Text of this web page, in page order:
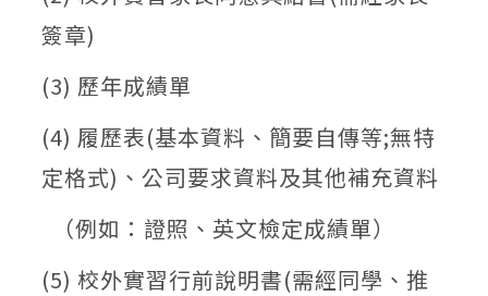
簽章)
(3) 歷年成績單
(4) 履歷表(基本資料、簡要自傳等;無特
定格式)、公司要求資料及其他補充資料
（例如：證照、英文檢定成績單）
(5) 校外實習行前說明書(需經同學、推